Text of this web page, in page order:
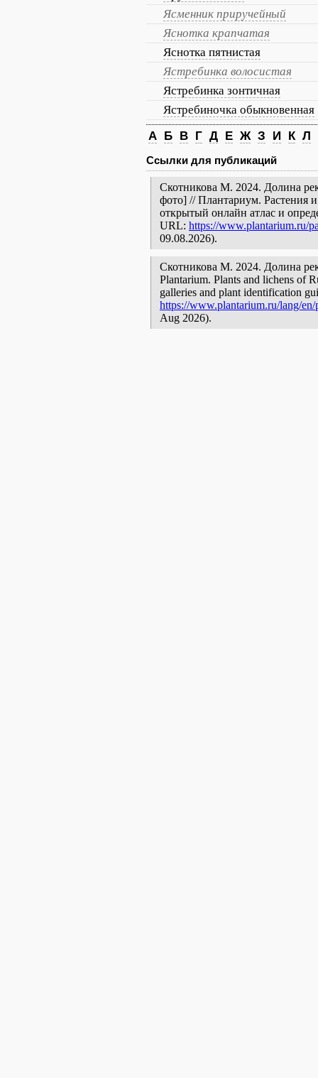
Ясменник приручейный
Яснотка крапчатая
Яснотка пятнистая
Ястребинка волосистая
Ястребинка зонтичная
Ястребиночка обыкновенная
А Б В Г Д Е Ж З И К Л
Ссылки для публикаций
Скотникова М. 2024. Долина
фото] // Плантариум. Растения
открытый онлайн атлас и
URL: https://www.plantarium.ru/
09.08.2026).
Скотникова М. 2024. Долина
Plantarium. Plants and lichens of
galleries and plant identification
https://www.plantarium.ru/lang/
Aug 2026).